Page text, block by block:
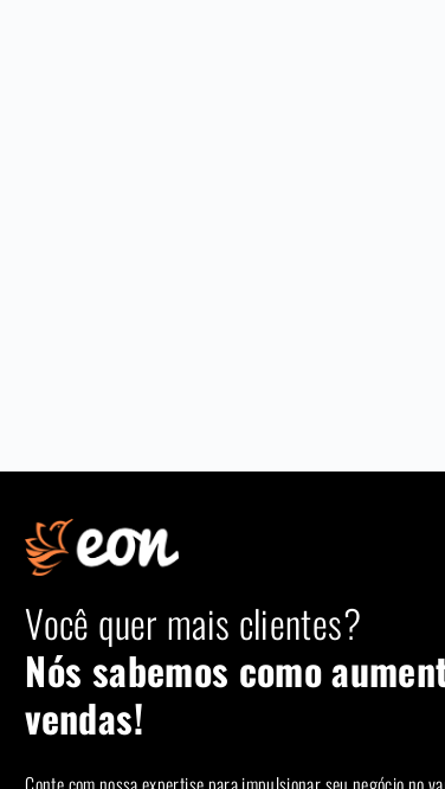
Você quer mais clientes?
Nós sabemos como
vendas!